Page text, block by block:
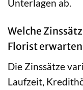
Unterlagen ab.
Welche
Florist
Die Zinssätze
Laufzeit,